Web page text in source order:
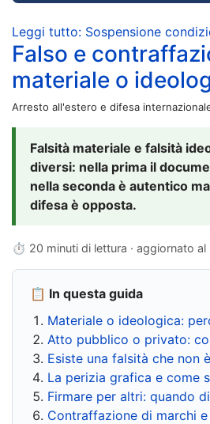
Leggi tutto: Sospensione
Falso e
materiale o
Arresto all'estero e difesa
Falsità materiale e falsità
diversi: nella prima il
nella seconda è autentico
difesa è opposta.
⏱ 20 minuti di lettura · aggiornato al
📋 In questa guida
Materiale o ideologica:
Atto pubblico o privato:
Esiste una falsità che non
La perizia grafica e come
Firmare per altri: quando
Contraffazione di marchi